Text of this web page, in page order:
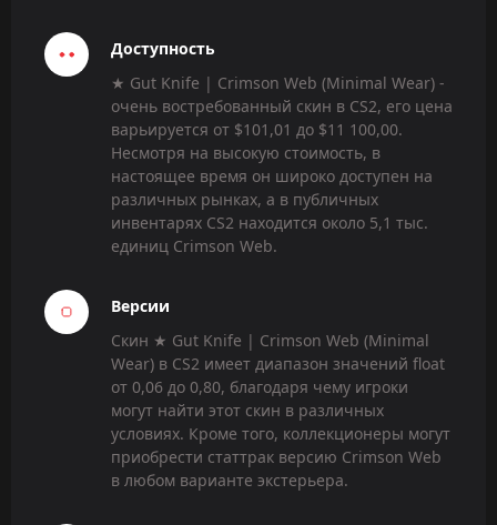
Доступность
★ Gut Knife | Crimson Web (Minimal Wear) -
очень востребованный скин в CS2, его цена
варьируется от $101,01 до $11 100,00.
Несмотря на высокую стоимость, в
настоящее время он широко доступен на
различных рынках, а в публичных
инвентарях CS2 находится около 5,1 тыс.
единиц Crimson Web.
Версии
Скин ★ Gut Knife | Crimson Web (Minimal
Wear) в CS2 имеет диапазон значений float
от 0,06 до 0,80, благодаря чему игроки
могут найти этот скин в различных
условиях. Кроме того, коллекционеры могут
приобрести статтрак версию Crimson Web
в любом варианте экстерьера.